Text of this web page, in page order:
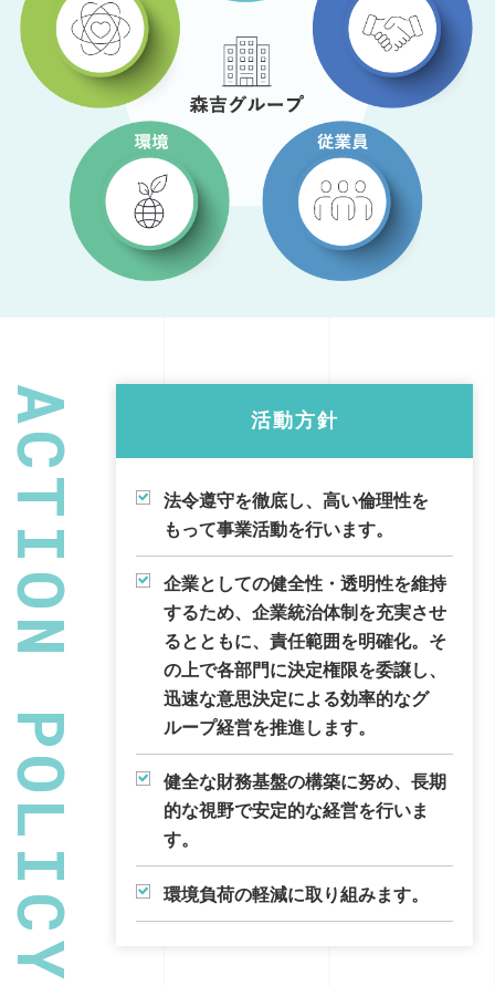
ACTION POLICY 活動方針
法令遵守を徹底し、高い倫理性を
もって事業活動を行います。
企業としての健全性・透明性を維持
するため、 企業統治体制を充実させ
るとともに、責任範囲を明確化。 そ
の上で各部門に決定権限を委譲し、
迅速な意思決定による効率的なグ
ループ経営を推進します。
健全な財務基盤の構築に努め、長期
的な視野で安定的な経営を行いま
す。
環境負荷の軽減に取り組みます。